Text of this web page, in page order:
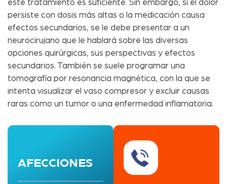
este tratamiento es suficiente. Sin embargo, si el dolor
persiste con dosis más altas o la medicación causa
efectos secundarios, se le debe presentar a un
neurocirujano que le hablará sobre las diversas
opciones quirúrgicas, sus perspectivas y efectos
secundarios. También se suele programar una
tomografía por resonancia magnética, con la que se
intenta visualizar el vaso compresor y excluir causas
raras como un tumor o una enfermedad inflamatoria.
AFECCIONES